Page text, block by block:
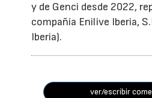
y de Genci desde 2022,
compañía Enilive Iberia,
Iberia).
ver/escribir